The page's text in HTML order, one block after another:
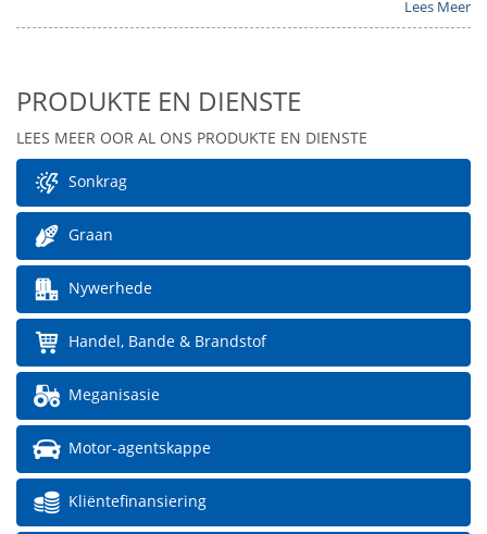
Lees Meer
PRODUKTE EN DIENSTE
LEES MEER OOR AL ONS PRODUKTE EN DIENSTE
Sonkrag
Graan
Nywerhede
Handel, Bande & Brandstof
Meganisasie
Motor-agentskappe
Kliëntefinansiering